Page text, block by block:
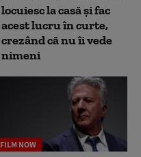
locuiesc la casă și fac
acest lucru în curte,
crezând că nu îi vede
nimeni
FILM NOW